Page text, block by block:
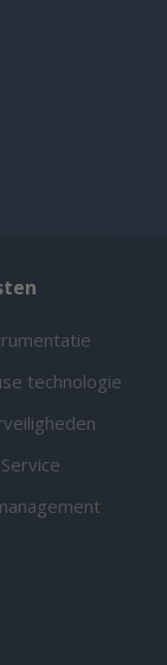
technologie
Service